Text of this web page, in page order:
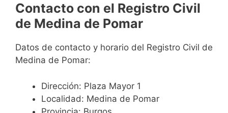
Contacto con el Registro Civil
de Medina de Pomar
Datos de contacto y horario del Registro Civil de
Medina de Pomar:
Dirección: Plaza Mayor 1
Localidad: Medina de Pomar